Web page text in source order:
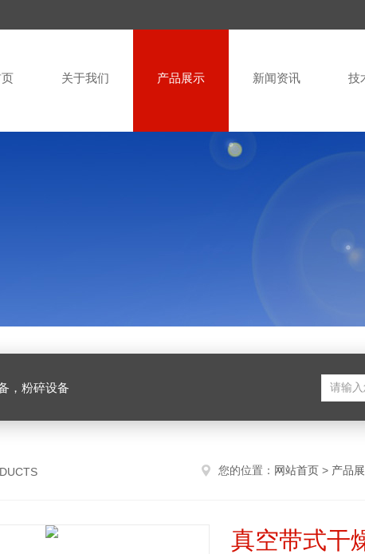
关于我们 产品展示 新闻资讯 技
，粉碎设备
您的位置： 网站首页 > 产品
真空带式干